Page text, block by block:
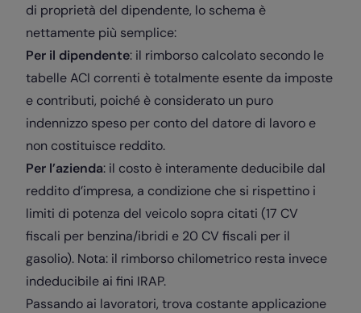
di proprietà del dipendente, lo schema è
nettamente più semplice:
Per il dipendente: il rimborso calcolato secondo le
tabelle ACI correnti è totalmente esente da imposte
e contributi, poiché è considerato un puro
indennizzo speso per conto del datore di lavoro e
non costituisce reddito.
Per l’azienda: il costo è interamente deducibile dal
reddito d’impresa, a condizione che si rispettino i
limiti di potenza del veicolo sopra citati (17 CV
fiscali per benzina/ibridi e 20 CV fiscali per il
gasolio). Nota: il rimborso chilometrico resta invece
indeducibile ai fini IRAP.
Passando ai lavoratori, trova costante applicazione